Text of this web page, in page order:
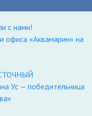
с нами!
офиса «Аквамарин» на
Ус — победительница